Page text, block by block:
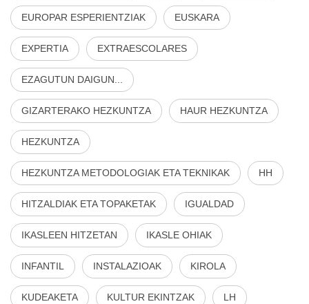
EUROPAR ESPERIENTZIAK EUSKARA
EXPERTIA EXTRAESCOLARES
EZAGUTUN DAIGUN...
GIZARTERAKO HEZKUNTZA HAUR HEZKUNTZA
HEZKUNTZA
HEZKUNTZA METODOLOGIAK ETA TEKNIKAK HH
HITZALDIAK ETA TOPAKETAK IGUALDAD
IKASLEEN HITZETAN IKASLE OHIAK
INFANTIL INSTALAZIOAK KIROLA
KUDEAKETA KULTUR EKINTZAK LH